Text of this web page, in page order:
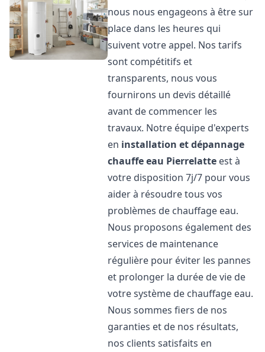
nous nous engageons à être sur
place dans les heures qui
suivent votre appel. Nos tarifs
sont compétitifs et
transparents, nous vous
fournirons un devis détaillé
avant de commencer les
travaux. Notre équipe d'experts
en installation et dépannage
chauffe eau Pierrelatte est à
votre disposition 7j/7 pour vous
aider à résoudre tous vos
problèmes de chauffage eau.
Nous proposons également des
services de maintenance
régulière pour éviter les pannes
et prolonger la durée de vie de
votre système de chauffage eau.
Nous sommes fiers de nos
garanties et de nos résultats,
nos clients satisfaits en